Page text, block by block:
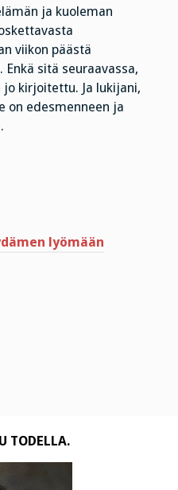
ja kuoleman
viikon päästä
sitä seuraavassa,
kirjoitettu. Ja lukijani,
on edesmenneen ja
lyömään
TODELLA.